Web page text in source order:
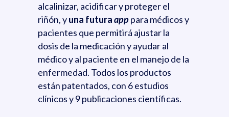
alcalinizar, acidificar y proteger el
riñón, yuna futuraapppara médicos y
pacientes que permitirá ajustar la
dosis de la medicación y ayudar al
médico y al paciente en el manejo de la
enfermedad. Todos los productos
están patentados, con 6 estudios
clínicos y 9 publicaciones científicas.